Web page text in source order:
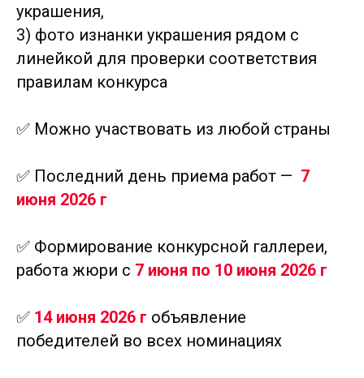
украшения,
3) фото изнанки украшения рядом с
линейкой для проверки соответствия
правилам конкурса
✅ Можно участвовать из любой страны
✅ Последний день приема работ — 7
июня 2026 г
✅ Формирование конкурсной галлереи,
работа жюри с 7 июня по 10 июня 2026 г
✅ 14 июня 2026 г объявление
победителей во всех номинациях